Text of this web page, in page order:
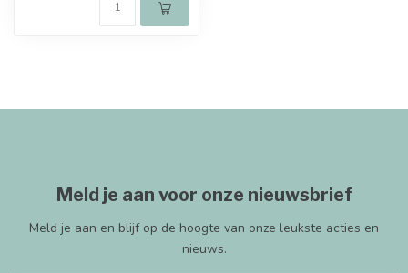
Meld je aan voor onze nieuwsbrief
Meld je aan en blijf op de hoogte van onze leukste acties en
nieuws.